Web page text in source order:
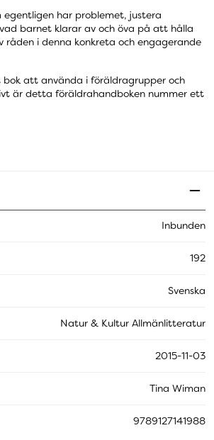
egentligen har problemet, justera
barnet klarar av och öva på att hålla
råden i denna konkreta och engagerande
att använda i föräldragrupper och
är detta föräldrahandboken nummer ett
Inbunden
192
Svenska
Natur & Kultur Allmänlitteratur
2015-11-03
Tina Wiman
9789127141988